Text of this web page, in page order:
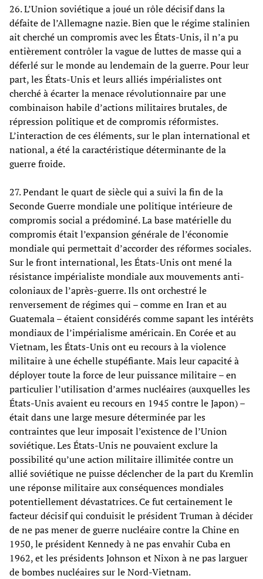
26. L’Union soviétique a joué un rôle décisif dans la
défaite de l’Allemagne nazie. Bien que le régime stalinien
ait cherché un compromis avec les États-Unis, il n’a pu
entièrement contrôler la vague de luttes de masse qui a
déferlé sur le monde au lendemain de la guerre. Pour leur
part, les États-Unis et leurs alliés impérialistes ont
cherché à écarter la menace révolutionnaire par une
combinaison habile d’actions militaires brutales, de
répression politique et de compromis réformistes.
L’interaction de ces éléments, sur le plan international et
national, a été la caractéristique déterminante de la
guerre froide.
27. Pendant le quart de siècle qui a suivi la fin de la
Seconde Guerre mondiale une politique intérieure de
compromis social a prédominé. La base matérielle du
compromis était l’expansion générale de l’économie
mondiale qui permettait d’accorder des réformes sociales.
Sur le front international, les États-Unis ont mené la
résistance impérialiste mondiale aux mouvements anti-
coloniaux de l’après-guerre. Ils ont orchestré le
renversement de régimes qui – comme en Iran et au
Guatemala – étaient considérés comme sapant les intérêts
mondiaux de l’impérialisme américain. En Corée et au
Vietnam, les États-Unis ont eu recours à la violence
militaire à une échelle stupéfiante. Mais leur capacité à
déployer toute la force de leur puissance militaire – en
particulier l’utilisation d’armes nucléaires (auxquelles les
États-Unis avaient eu recours en 1945 contre le Japon) –
était dans une large mesure déterminée par les
contraintes que leur imposait l’existence de l’Union
soviétique. Les États-Unis ne pouvaient exclure la
possibilité qu’une action militaire illimitée contre un
allié soviétique ne puisse déclencher de la part du Kremlin
une réponse militaire aux conséquences mondiales
potentiellement dévastatrices. Ce fut certainement le
facteur décisif qui conduisit le président Truman à décider
de ne pas mener de guerre nucléaire contre la Chine en
1950, le président Kennedy à ne pas envahir Cuba en
1962, et les présidents Johnson et Nixon à ne pas larguer
de bombes nucléaires sur le Nord-Vietnam.